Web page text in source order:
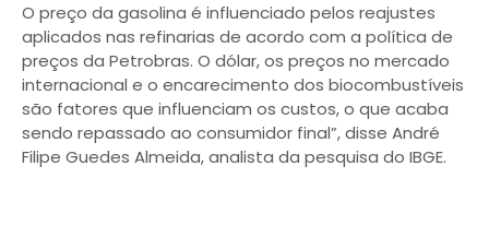
O preço da gasolina é influenciado pelos reajustes
aplicados nas refinarias de acordo com a política de
preços da Petrobras. O dólar, os preços no mercado
internacional e o encarecimento dos biocombustíveis
são fatores que influenciam os custos, o que acaba
sendo repassado ao consumidor final”, disse André
Filipe Guedes Almeida, analista da pesquisa do IBGE.